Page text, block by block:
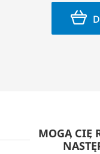
MOGĄ CIĘ